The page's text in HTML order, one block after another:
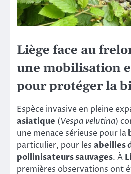
Liège face au
une mobilisation
pour protéger la
Espèce invasive en pleine
asiatique (Vespa velutina)
une menace sérieuse pour la
particulier, pour les abeilles
pollinisateurs sauvages. À
premières observations ont